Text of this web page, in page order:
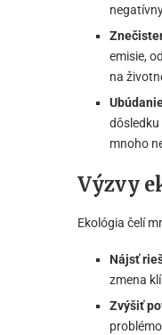
emisie,
na
mnoho
Výzvy
Ekológia čelí
Nájsť
zmena
Zvýšiť